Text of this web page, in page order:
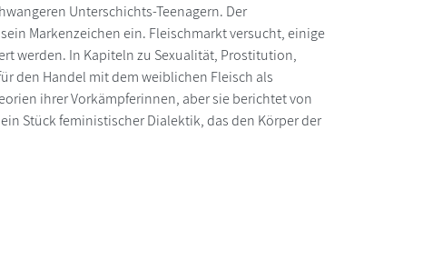
Unterschichts-Teenagern. Der
Markenzeichen ein. Fleischmarkt versucht, einige
werden. In Kapiteln zu Sexualität, Prostitution,
den Handel mit dem weiblichen Fleisch als
ihrer Vorkämpferinnen, aber sie berichtet von
Stück feministischer Dialektik, das den Körper der